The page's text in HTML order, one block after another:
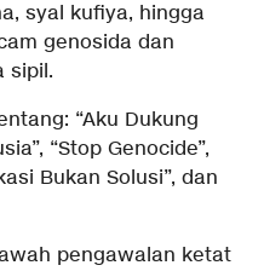
syal kufiya, hingga
genosida dan
sipil.
“Aku Dukung
“Stop Genocide”,
Bukan Solusi”, dan
pengawalan ketat